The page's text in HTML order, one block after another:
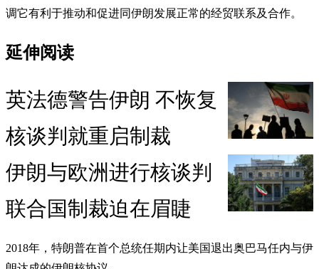
调它有利于推动和促进同伊朗发展正常的经贸联系及合作。
延伸阅读
英法德警告伊朗 不恢复
核谈判就重启制裁
伊朗与欧洲进行核谈判
联合国制裁迫在眉睫
2018年，特朗普在首个总统任期内让美国退出奥巴马任内与伊